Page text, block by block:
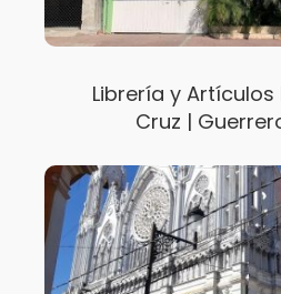
Librería y Artículos
Cruz |